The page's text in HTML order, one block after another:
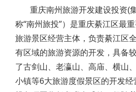
重庆南州旅游开发建设投资(
称“南州旅投”）是重庆綦江区最
旅游景区经营主体，负责綦江区
有区域的旅游资源的开发，具备
了古剑山、老瀛山、高庙、横山
小镇等6大旅游度假景区的开发